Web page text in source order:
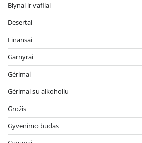
Blynai ir vafliai
Desertai
Finansai
Garnyrai
Gėrimai
Gėrimai su alkoholiu
Grožis
Gyvenimo būdas